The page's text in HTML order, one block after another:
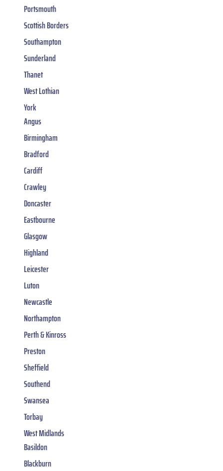
Portsmouth
Scottish Borders
Southampton
Sunderland
Thanet
West Lothian
York
Angus
Birmingham
Bradford
Cardiff
Crawley
Doncaster
Eastbourne
Glasgow
Highland
Leicester
Luton
Newcastle
Northampton
Perth & Kinross
Preston
Sheffield
Southend
Swansea
Torbay
West Midlands
Basildon
Blackburn